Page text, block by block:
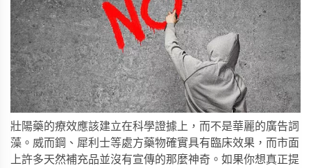
壯陽藥的療效應該建立在科學證據上，而不是華麗的廣告詞
藻。威而鋼、犀利士等處方藥物確實具有臨床效果，而市面
上許多天然補充品並沒有宣傳的那麼神奇。如果你想真正提